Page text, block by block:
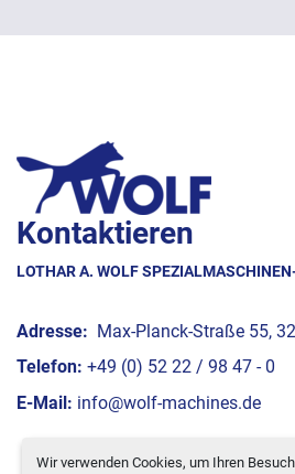
Wir verwenden Cookies, um Ihren
Kontaktieren
LOTHAR A. WOLF
Adresse: Max-Planck-Straße 55,
Telefon: +49 (0) 52 22 / 98 47 - 0
E-Mail: info@wolf-machines.de